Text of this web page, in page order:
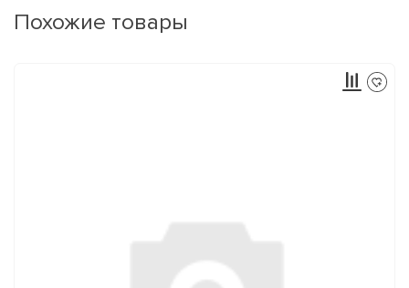
Похожие товары